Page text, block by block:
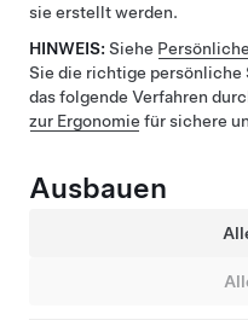
sie erstellt werden.
HINWEIS: Siehe
Sie die richtige persönliche
das folgende Verfahren
zur Ergonomie für sichere
Ausbauen